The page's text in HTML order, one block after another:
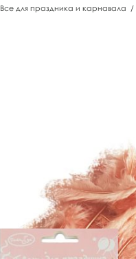
Все для праздника и карнавала /